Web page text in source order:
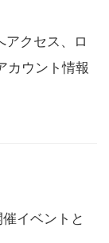
アクセス、ロ
カウント情報
イベントと